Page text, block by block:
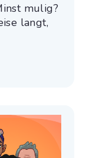
mulig?
langt,